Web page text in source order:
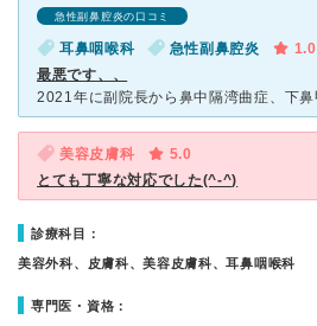
急性副鼻腔炎の口コミ
耳鼻咽喉科 急性副鼻腔炎
1.0
最悪です、、
美容皮膚科
5.0
とても丁寧な対応でした(^-^)
診療科目：
美容外科、皮膚科、美容皮膚科、耳鼻咽喉科
専門医・資格：